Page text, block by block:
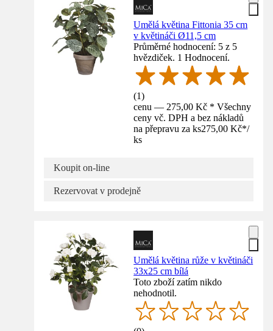
Umělá květina Fittonia 35 cm
v květináči Ø11,5 cm
Průměrné hodnocení: 5 z 5
hvězdiček. 1 Hodnocení.
(1)
cenu — 275,00 Kč * Všechny
ceny vč. DPH a bez nákladů
na přepravu za ks275,00 Kč*/
ks
Koupit on-line
Rezervovat v prodejně
Umělá květina růže v květináči
33x25 cm bílá
Toto zboží zatím nikdo
nehodnotil.